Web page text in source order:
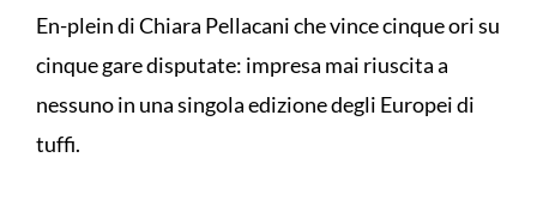
En-plein di Chiara Pellacani che vince cinque ori su
cinque gare disputate: impresa mai riuscita a
nessuno in una singola edizione degli Europei di
tuffi.